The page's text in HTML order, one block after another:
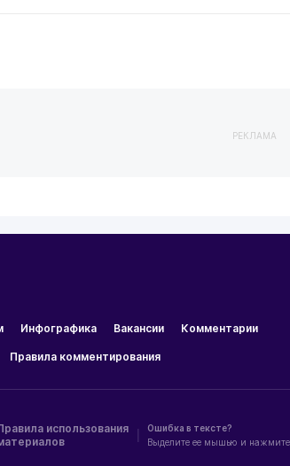
РЕКЛАМА
Инфографика Вакансии Комментарии
Правила комментирования
использования
Ошибка в тексте?
Выделите ее мышью и